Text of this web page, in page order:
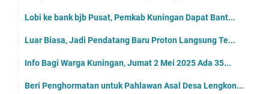
Lobi ke bank bjb Pusat, Pemkab Kuningan Dapat Bant...
Luar Biasa, Jadi Pendatang Baru Proton Langsung Te...
Info Bagi Warga Kuningan, Jumat 2 Mei 2025 Ada 35...
Beri Penghormatan untuk Pahlawan Asal Desa Lengkon...